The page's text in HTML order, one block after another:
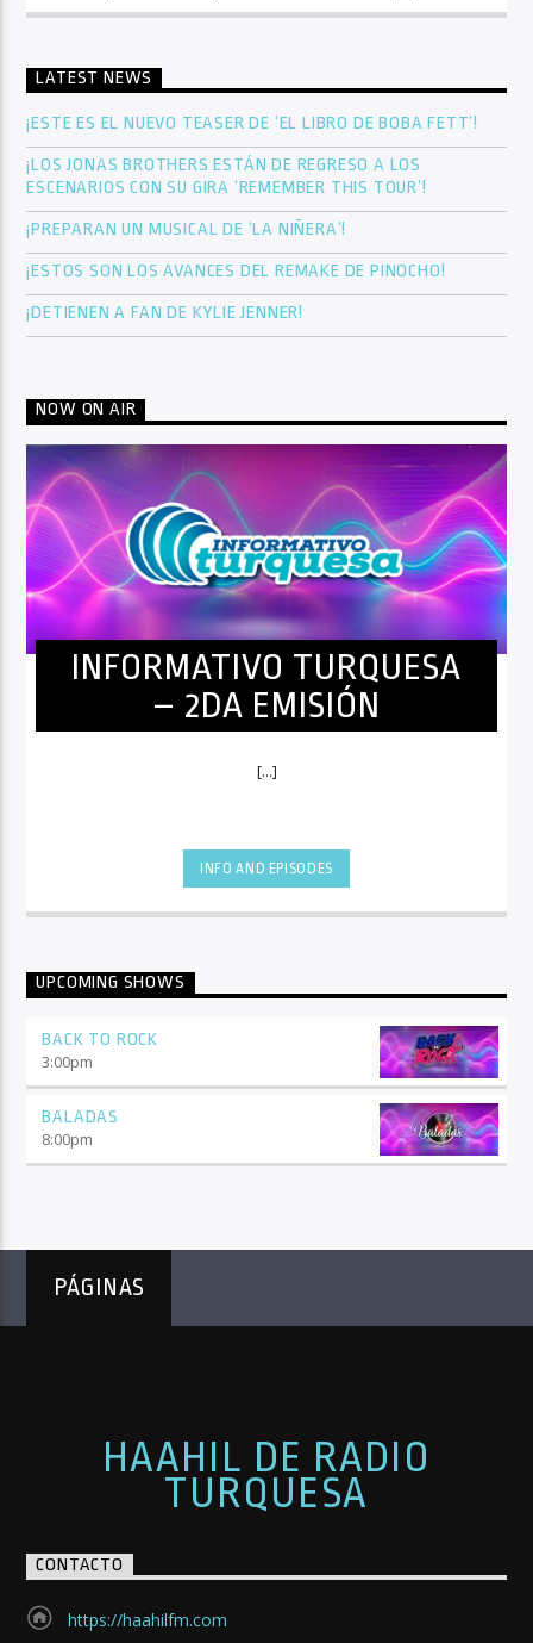
LATEST NEWS
¡ESTE ES EL NUEVO TEASER DE ‘EL LIBRO DE BOBA FETT’!
¡LOS JONAS BROTHERS ESTÁN DE REGRESO A LOS
ESCENARIOS CON SU GIRA ‘REMEMBER THIS TOUR’!
¡PREPARAN UN MUSICAL DE ‘LA NIÑERA’!
¡ESTOS SON LOS AVANCES DEL REMAKE DE PINOCHO!
¡DETIENEN A FAN DE KYLIE JENNER!
NOW ON AIR
INFORMATIVO TURQUESA
– 2DA EMISIÓN
[...]
INFO AND EPISODES
UPCOMING SHOWS
BACK TO ROCK
3:00pm
BALADAS
8:00pm
PÁGINAS
HAAHIL DE RADIO
TURQUESA
CONTACTO
https://haahilfm.com